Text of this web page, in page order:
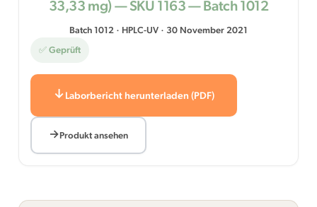
33,33 mg) — SKU 1163 — Batch 1012
Batch 1012 · HPLC-UV · 30 November 2021
✅ Geprüft
Laborbericht herunterladen (PDF)
Produkt ansehen